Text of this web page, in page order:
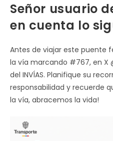
Señor usuario
en cuenta lo
Antes de viajar este puente
la vía marcando #767, en X
del INVÍAS. Planifique su
responsabilidad y recuerde
la vía, abracemos la vida!